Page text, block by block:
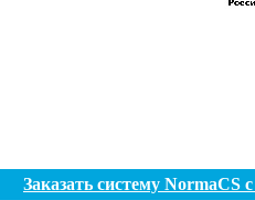
Заказать систему